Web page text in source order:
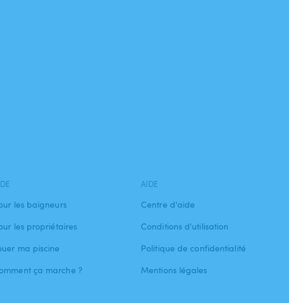
les baigneurs
les propriétaires
ma piscine
ça marche ?
AIDE
Centre d'aide
Conditions d'utilisation
Politique de confidentialité
Mentions légales